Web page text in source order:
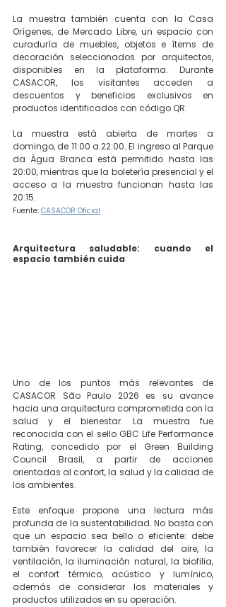
La muestra también cuenta con la Casa
Orígenes, de Mercado Libre, un espacio con
curaduría de muebles, objetos e ítems de
decoración seleccionados por arquitectos,
disponibles en la plataforma. Durante
CASACOR, los visitantes acceden a
descuentos y beneficios exclusivos en
productos identificados con código QR.
La muestra está abierta de martes a
domingo, de 11:00 a 22:00. El ingreso al Parque
da Água Branca está permitido hasta las
20:00, mientras que la boletería presencial y el
acceso a la muestra funcionan hasta las
20:15.
Fuente: CASACOR Oficial
Arquitectura saludable: cuando el
espacio también cuida
Uno de los puntos más relevantes de
CASACOR São Paulo 2026 es su avance
hacia una arquitectura comprometida con la
salud y el bienestar. La muestra fue
reconocida con el sello GBC Life Performance
Rating, concedido por el Green Building
Council Brasil, a partir de acciones
orientadas al confort, la salud y la calidad de
los ambientes.
Este enfoque propone una lectura más
profunda de la sustentabilidad. No basta con
que un espacio sea bello o eficiente: debe
también favorecer la calidad del aire, la
ventilación, la iluminación natural, la biofilia,
el confort térmico, acústico y lumínico,
además de considerar los materiales y
productos utilizados en su operación.